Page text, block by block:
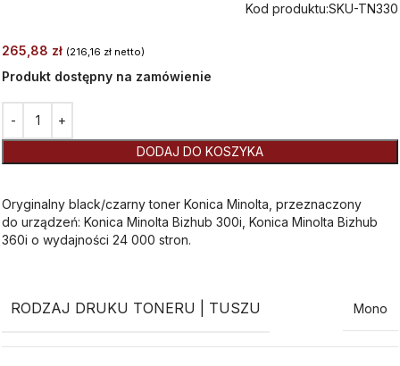
Kod produktu:SKU-TN330
265,88 zł (216,16 zł netto)
Produkt dostępny na zamówienie
DODAJ DO KOSZYKA
Oryginalny black/czarny toner Konica Minolta, przeznaczony
do urządzeń: Konica Minolta Bizhub 300i, Konica Minolta Bizhub
360i o wydajności 24 000 stron.
RODZAJ DRUKU TONERU | TUSZU Mono